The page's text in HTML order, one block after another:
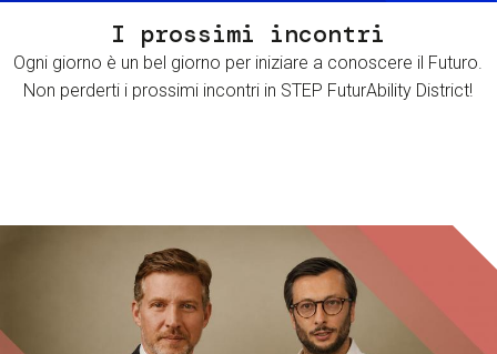
I prossimi incontri
Ogni giorno è un bel giorno per iniziare a conoscere il Futuro.
Non perderti i prossimi incontri in STEP FuturAbility District!